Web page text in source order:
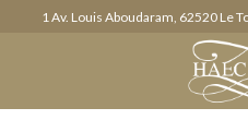
1 Av. Louis Aboudaram, 62520 Le